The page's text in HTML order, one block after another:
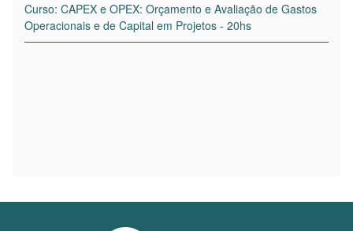
Curso: CAPEX e OPEX: Orçamento e Avaliação de Gastos
Operacionais e de Capital em Projetos - 20hs